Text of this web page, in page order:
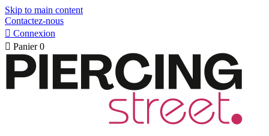
Skip to main content
Contactez-nous
 Connexion
 Panier 0